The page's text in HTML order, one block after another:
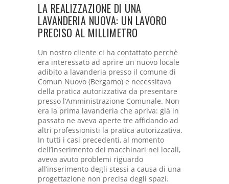
LA REALIZZAZIONE DI UNA
LAVANDERIA NUOVA: UN LAVORO
PRECISO AL MILLIMETRO
Un nostro cliente ci ha contattato perchè
era interessato ad aprire un nuovo locale
adibito a lavanderia presso il comune di
Comun Nuovo (Bergamo) e necessitava
della pratica autorizzativa da presentare
presso l’Amministrazione Comunale. Non
era la prima lavanderia che apriva: già in
passato ne aveva aperte tre affidando ad
altri professionisti la pratica autorizzativa.
In tutti i casi precedenti, al momento
dell’inserimento dei macchinari nei locali,
aveva avuto problemi riguardo
all’inserimento degli stessi a causa di una
progettazione non precisa degli spazi.